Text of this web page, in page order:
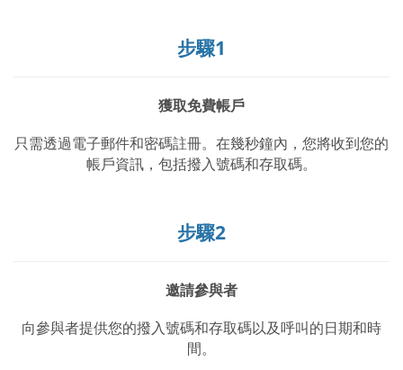
步驟1
獲取免費帳戶
只需透過電子郵件和密碼註冊。在幾秒鐘內，您將收到您的
帳戶資訊，包括撥入號碼和存取碼。
步驟2
邀請參與者
向參與者提供您的撥入號碼和存取碼以及呼叫的日期和時
間。